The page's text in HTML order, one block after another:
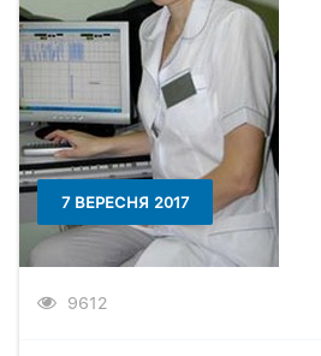
7 ВЕРЕСНЯ 2017
9612